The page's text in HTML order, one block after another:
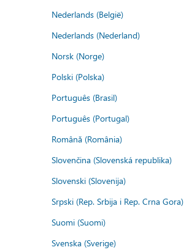
Nederlands (België)
Nederlands (Nederland)
Norsk (Norge)
Polski (Polska)
Português (Brasil)
Português (Portugal)
Română (România)
Slovenčina (Slovenská republika)
Slovenski (Slovenija)
Srpski (Rep. Srbija i Rep. Crna Gora)
Suomi (Suomi)
Svenska (Sverige)